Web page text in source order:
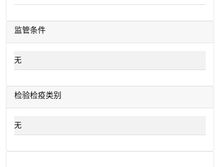
监管条件
无
检验检疫类别
无